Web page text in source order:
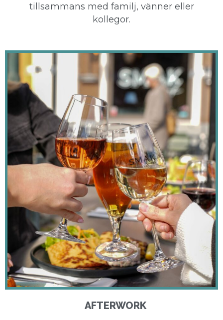
tillsammans med familj, vänner eller
kollegor.
AFTERWORK